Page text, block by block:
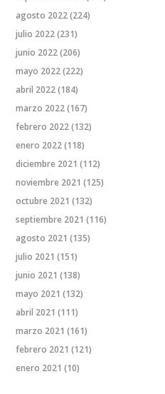
agosto 2022(224)
julio 2022(231)
junio 2022(206)
mayo 2022(222)
abril 2022(184)
marzo 2022(167)
febrero 2022(132)
enero 2022(118)
diciembre 2021 (112)
noviembre 2021 (125)
octubre 2021 (132)
septiembre 2021 (116)
agosto 2021 (135)
julio 2021 (151)
junio 2021 (138)
mayo 2021 (132)
abril 2021 (111)
marzo 2021 (161)
febrero 2021 (121)
enero 2021 (10)